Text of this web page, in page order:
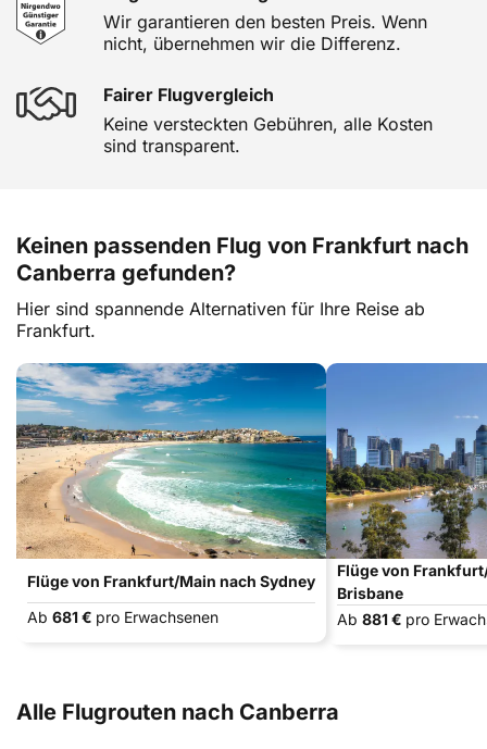
Wir garantieren den besten Preis. Wenn
nicht, übernehmen wir die Differenz.
Fairer Flugvergleich
Keine versteckten Gebühren, alle Kosten
sind transparent.
Keinen passenden Flug von Frankfurt nach
Canberra gefunden?
Hier sind spannende Alternativen für Ihre Reise ab
Frankfurt.
Flüge von Frankfurt/Main nach Sydney
Ab 681 € pro Erwachsenen
Flüge von
Brisbane
Ab 881 € pro
Alle Flugrouten nach Canberra